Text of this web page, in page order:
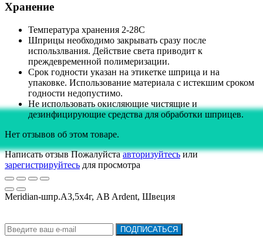
Хранение
Температура хранения 2-28С
Шприцы необходимо закрывать сразу после
использлвания. Действие света приводит к
преждевременной полимеризации.
Срок годности указан на этикетке шприца и на
упаковке. Использование материала с истекшим сроком
годности недопустимо.
Не использовать окисляющие чистящие и
дезинфицирующие средства для обработки шприцев.
Нет отзывов об этом товаре.
Написать отзывПожалуйстаавторизуйтесьили
зарегистрируйтесь для просмотра
Meridian-шпр.А3,5х4г, AB Ardent, Швеция
ПОДПИСАТЬСЯ